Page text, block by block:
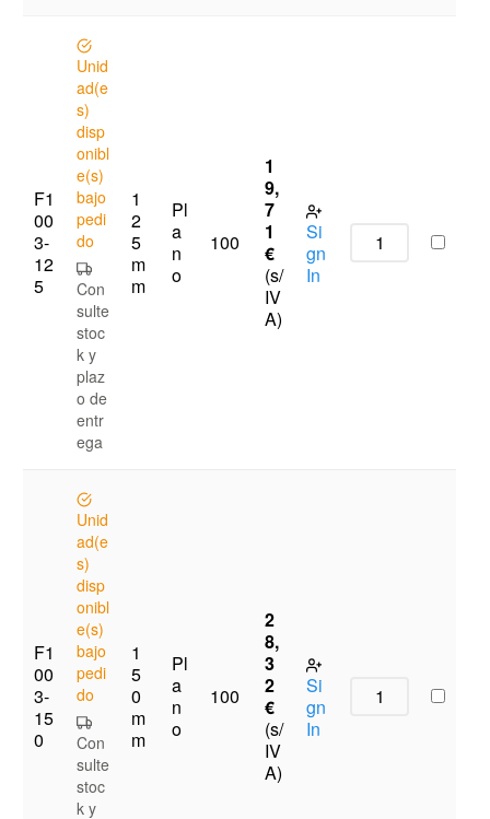
F1
00
3-
12
5
Unid
ad(e
s)
disp
onibl
e(s)
bajo
pedi
do
Con
sulte
stoc
k y
plaz
o de
entr
ega
1
2
5
m
m
Pl
a
n
o
100
1
9,
7
1
€
(s/
IV
A)
Si
gn
In
F1
00
3-
15
0
Unid
ad(e
s)
disp
onibl
e(s)
bajo
pedi
do
Con
sulte
stoc
k y
1
5
0
m
m
Pl
a
n
o
100
2
8,
3
2
€
(s/
IV
A)
Si
gn
In